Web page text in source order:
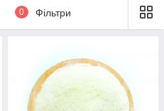
0 Фільтри